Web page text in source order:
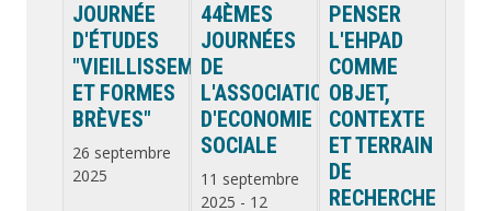
JOURNÉE
D'ÉTUDES
"VIEILLISSEMENT
ET FORMES
BRÈVES"
26 septembre
2025
44ÈMES
JOURNÉES
DE
L'ASSOCIATION
D'ECONOMIE
SOCIALE
11 septembre
2025 - 12
PENSER
L'EHPAD
COMME
OBJET,
CONTEXTE
ET TERRAIN
DE
RECHERCHE